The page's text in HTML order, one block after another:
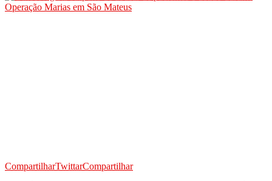
CompartilharTwittarCompartilhar